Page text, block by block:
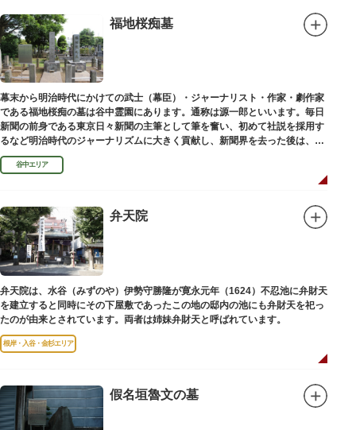
福地桜痴墓
幕末から明治時代にかけての武士（幕臣）・ジャーナリスト・作家・劇作家
である福地桜痴の墓は谷中霊園にあります。通称は源一郎といいます。毎日
新聞の前身である東京日々新聞の主筆として筆を奮い、初めて社説を採用す
るなど明治時代のジャーナリズムに大きく貢献し、新聞界を去った後は、文
学者として活躍しました。
谷中エリア
弁天院
弁天院は、水谷（みずのや）伊勢守勝隆が寛永元年（1624）不忍池に弁財天
を建立すると同時にその下屋敷であったこの地の邸内の池にも弁財天を祀っ
たのが由来とされています。両者は姉妹弁財天と呼ばれています。
根岸・入谷・金杉エリア
假名垣魯文の墓